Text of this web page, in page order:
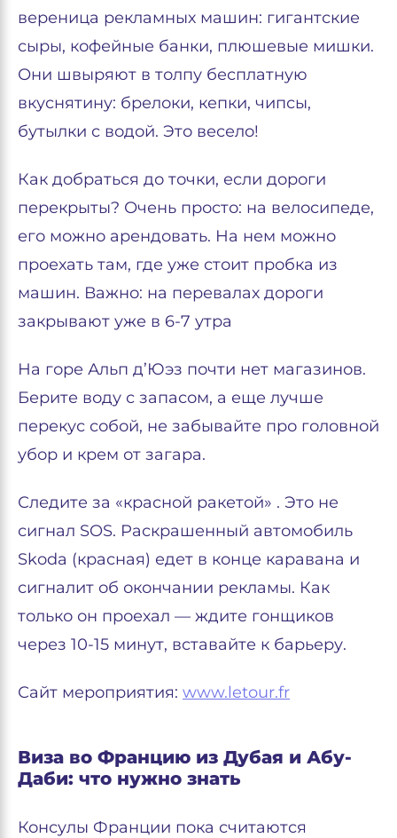
вереница рекламных машин: гигантские
сыры, кофейные банки, плюшевые мишки.
Они швыряют в толпу бесплатную
вкуснятину: брелоки, кепки, чипсы,
бутылки с водой. Это весело!
Как добраться до точки, если дороги
перекрыты? Очень просто: на велосипеде,
его можно арендовать. На нем можно
проехать там, где уже стоит пробка из
машин. Важно: на перевалах дороги
закрывают уже в 6-7 утра
На горе Альп д’Юэз почти нет магазинов.
Берите воду с запасом, а еще лучше
перекус собой, не забывайте про головной
убор и крем от загара.
Следите за «красной ракетой» . Это не
сигнал SOS. Раскрашенный автомобиль
Skoda (красная) едет в конце каравана и
сигналит об окончании рекламы. Как
только он проехал — ждите гонщиков
через 10-15 минут, вставайте к барьеру.
Сайт мероприятия: www.letour.fr
Виза во Францию из Дубая и Абу-
Даби: что нужно знать
Консулы Франции пока считаются